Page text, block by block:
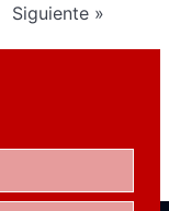
Siguiente »